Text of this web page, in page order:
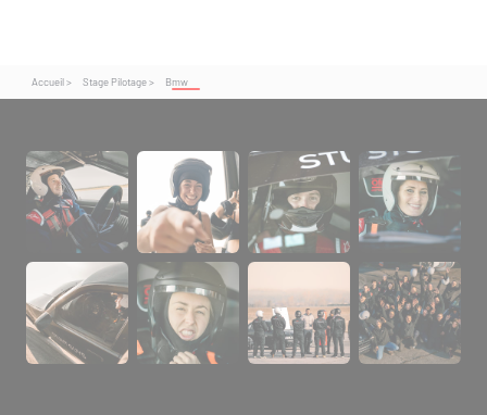
Accueil > Stage Pilotage > Bmw